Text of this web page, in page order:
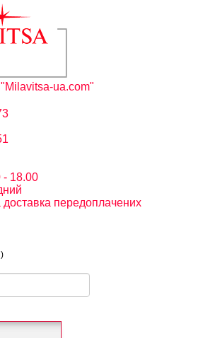
"Milavitsa-ua.com"
- 18.00
передоплачених